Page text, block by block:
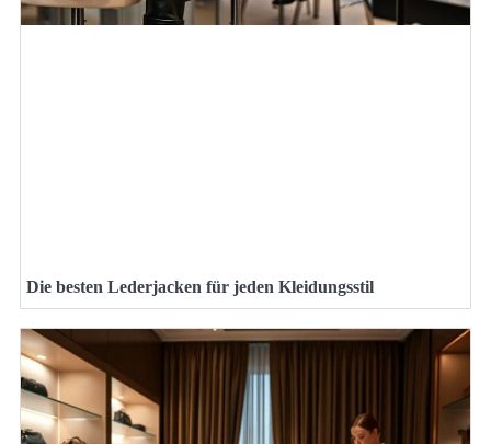
Die besten Lederjacken für jeden Kleidungsstil